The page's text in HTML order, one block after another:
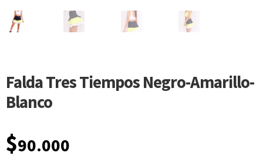
Falda Tres Tiempos Negro-Amarillo-
Blanco
$90.000